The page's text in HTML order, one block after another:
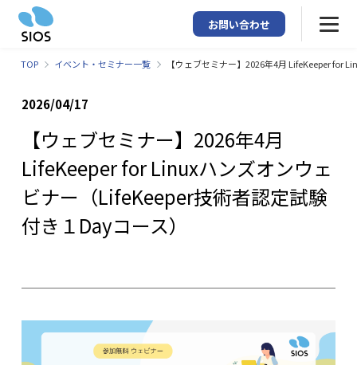
お問い合わせ
TOP イベント・セミナー一覧 【ウェブセミナー】2026年4月 LifeKeeper for
2026/04/17
【ウェブセミナー】2026年4月
LifeKeeper for Linuxハンズオンウェ
ビナー（LifeKeeper技術者認定試験
付き１Dayコース）